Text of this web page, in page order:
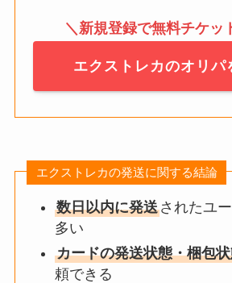
＼新規登録で無料チケッ
エクストレカのオリパ
エクストレカの発送に関する結論
数日以内に発送されたユ
多い
カードの発送状態・梱包
頼できる